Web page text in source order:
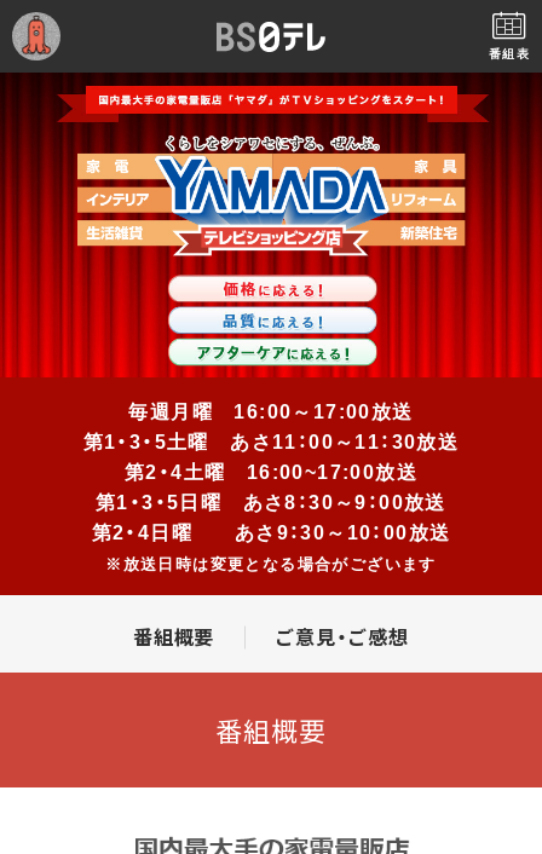
番組表
毎週月曜 16:00～17:00放送
第1・3・5土曜 あさ11：00～11：30放送
第2・4土曜 16:00~17:00放送
第1・3・5日曜 あさ8：30～9：00放送
第2・4日曜 あさ9：30～10：00放送
※放送日時は変更となる場合がございます
番組概要 ご意見・ご感想
番組概要